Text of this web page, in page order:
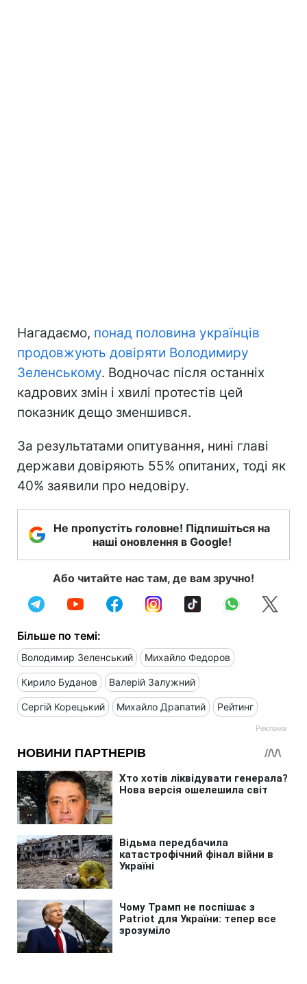
Нагадаємо, понад половина українців
продовжують довіряти Володимиру
Зеленському. Водночас після останніх
кадрових змін і хвилі протестів цей
показник дещо зменшився.
За результатами опитування, нині главі
держави довіряють 55% опитаних, тоді як
40% заявили про недовіру.
Не пропустіть головне! Підпишіться на
наші оновлення в Google!
Або читайте нас там, де вам зручно!
Більше по темі:
Володимир Зеленський Михайло Федоров
Кирило Буданов Валерій Залужний
Сергій Корецький Михайло Драпатий Рейтинг